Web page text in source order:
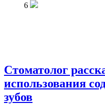
6
Стоматолог
использования
зубов